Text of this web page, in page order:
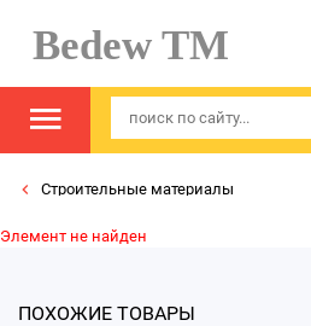
Bedew TM
Строительные материалы
Элемент не найден
ПОХОЖИЕ ТОВАРЫ